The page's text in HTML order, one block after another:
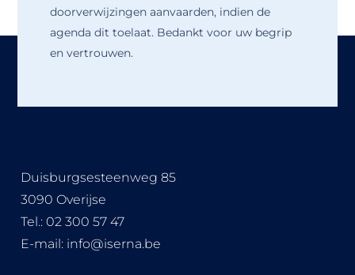
doorverwijzingen aanvaarden, indien de
agenda dit toelaat. Bedankt voor uw begrip
en vertrouwen.
Duisburgsesteenweg 85
3090 Overijse
Tel.:02 300 57 47
E-mail: info@iserna.be